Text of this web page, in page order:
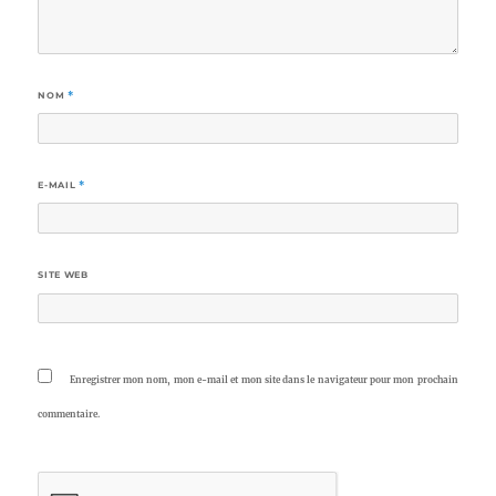
NOM *
E-MAIL *
SITE WEB
Enregistrer mon nom, mon e-mail et mon site dans le navigateur pour mon prochain
commentaire.